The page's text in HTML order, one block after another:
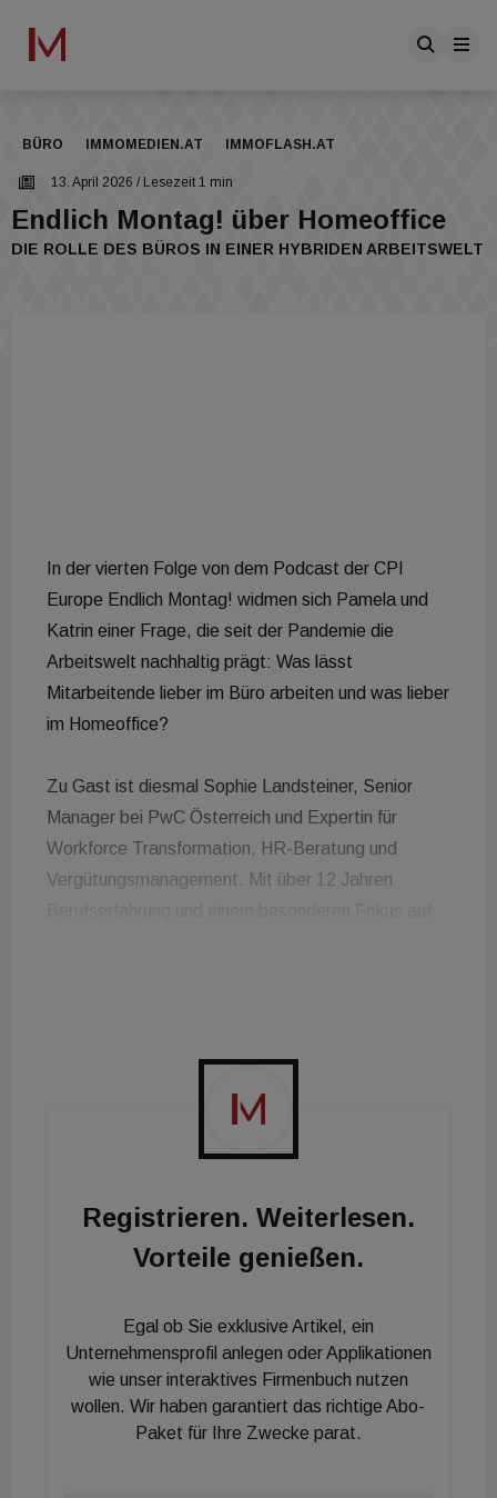
BÜRO IMMOMEDIEN.AT IMMOFLASH.AT
13. April 2026 / Lesezeit 1 min
Endlich Montag! über Homeoffice
DIE ROLLE DES BÜROS IN EINER HYBRIDEN ARBEITSWELT
In der vierten Folge von dem Podcast der CPI
Europe Endlich Montag! widmen sich Pamela und
Katrin einer Frage, die seit der Pandemie die
Arbeitswelt nachhaltig prägt: Was lässt
Mitarbeitende lieber im Büro arbeiten und was lieber
im Homeoffice?
Zu Gast ist diesmal Sophie Landsteiner, Senior
Manager bei PwC Österreich und Expertin für
Workforce Transformation, HR-Beratung und
Vergütungsmanagement. Mit über 12 Jahren
Gemeinsam sprechen sie darüber, wie sich
Erwartungen an Arbeitgeber verändert haben und
warum Benefits heute weit über das klassische
Gehalt hinausgehen. Es geht um
Arbeitsalltag und die Frage, warum Zeit für viele
Menschen mittlerweile wertvoller ist als Geld.
Registrieren. Weiterlesen.
Vorteile genießen.
Egal ob Sie exklusive Artikel, ein
Unternehmensprofil anlegen oder Applikationen
wie unser interaktives Firmenbuch nutzen
wollen. Wir haben garantiert das richtige Abo-
Paket für Ihre Zwecke parat.